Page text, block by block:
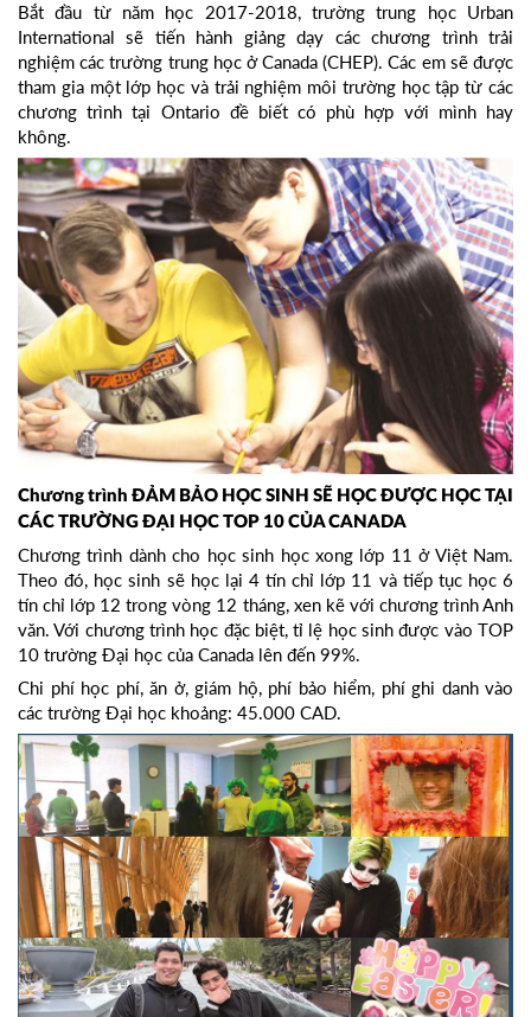
Bắt đầu từ năm học 2017-2018, trường trung học Urban
International sẽ tiến hành giảng dạy các chương trình trải
nghiệm các trường trung học ở Canada (CHEP). Các em sẽ được
tham gia một lớp học và trải nghiệm môi trường học tập từ các
chương trình tại Ontario đề biết có phù hợp với mình hay
không.
Chương trình ĐẢM BẢO HỌC SINH SẼ HỌC ĐƯỢC HỌC TẠI
CÁC TRƯỜNG ĐẠI HỌC TOP 10 CỦA CANADA
Chương trình dành cho học sinh học xong lớp 11 ở Việt Nam.
Theo đó, học sinh sẽ học lại 4 tín chỉ lớp 11 và tiếp tục học 6
tín chỉ lớp 12 trong vòng 12 tháng, xen kẽ với chương trình Anh
văn. Với chương trình học đặc biệt, tỉ lệ học sinh được vào TOP
10 trường Đại học của Canada lên đến 99%.
Chi phí học phí, ăn ở, giám hộ, phí bảo hiểm, phí ghi danh vào
các trường Đại học khoảng: 45.000 CAD.